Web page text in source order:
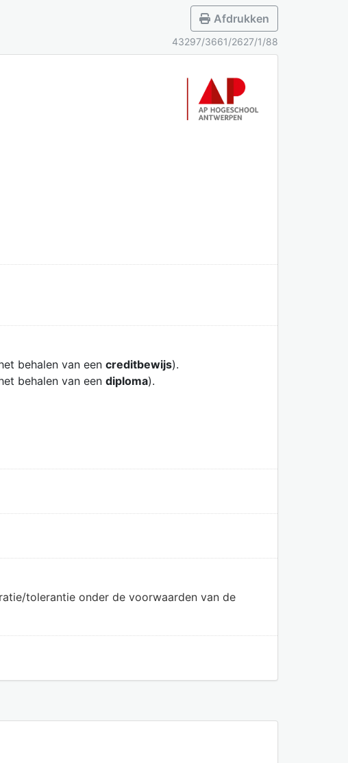
Afdrukken
43297/3661/2627/1/88
behalen van een creditbewijs).
behalen van een diploma).
tolerantie onder de voorwaarden van de